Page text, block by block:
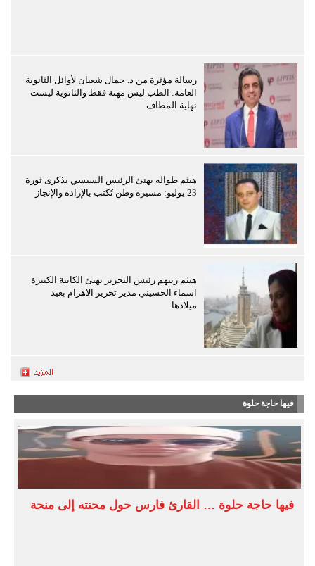
رسالة مؤثرة من د. جمال شعبان لأوائل الثانوية
العامة: الطب ليس مهنة فقط والثانوية ليست
نهاية المطاف
هيثم طواله يهنئ الرئيس السيسي بذكرى ثورة
23 يوليو: مسيرة وطن تُكتب بالإرادة والإنجاز
هيثم زينهم رئيس التحرير يهنئ الكاتبة الكبيرة
اسماء الحسيني مدير تحرير الاهرام بعيد
ميلادها
فيها حاجة حلوة
فيها حاجة حلوة … القارئ فارس حول محنته إلى منحة